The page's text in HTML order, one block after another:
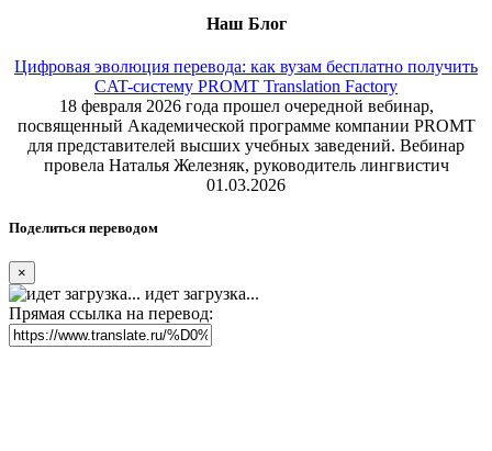
Наш Блог
Цифровая эволюция перевода: как вузам бесплатно получить
CAT-систему PROMT Translation Factory
18 февраля 2026 года прошел очередной вебинар,
посвященный Академической программе компании PROMT
для представителей высших учебных заведений. Вебинар
провела Наталья Железняк, руководитель лингвистич
01.03.2026
Поделиться переводом
×
идет загрузка...
Прямая ссылка на перевод: